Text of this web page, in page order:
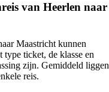
van Heerlen naar
Maastricht kunnen
ticket, de klasse en
zijn. Gemiddeld liggen
reis.